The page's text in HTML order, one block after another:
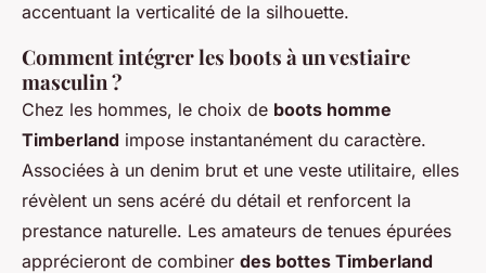
accentuant la verticalité de la silhouette.
Comment intégrer les boots à un vestiaire
masculin ?
Chez les hommes, le choix de boots homme
Timberland impose instantanément du caractère.
Associées à un denim brut et une veste utilitaire, elles
révèlent un sens acéré du détail et renforcent la
prestance naturelle. Les amateurs de tenues épurées
apprécieront de combiner des bottes Timberland